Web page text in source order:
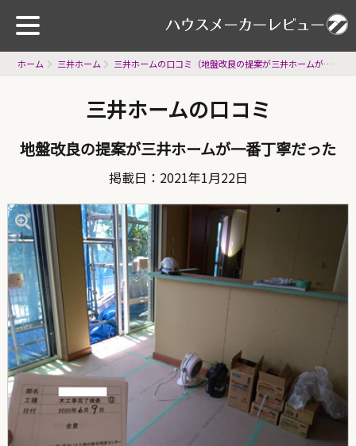
ホーム 三井ホーム 三井ホームの口コミ（地盤改良の提案が三井ホームが一番丁寧だった）
三井ホームの口コミ
地盤改良の提案が三井ホームが一番丁寧だった
掲載日：2021年1月22日